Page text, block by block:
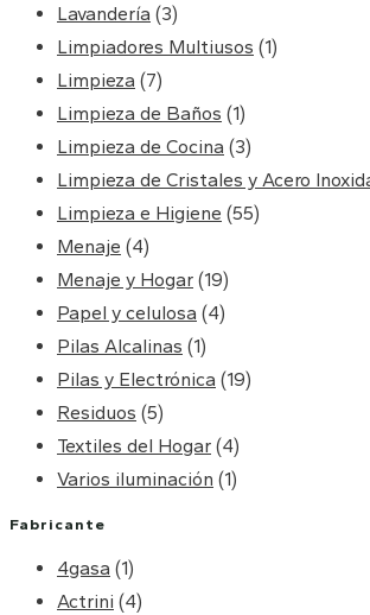
Lavandería (3)
Limpiadores Multiusos (1)
Limpieza (7)
Limpieza de Baños (1)
Limpieza de Cocina (3)
Limpieza de Cristales y Acero
Limpieza e Higiene (55)
Menaje (4)
Menaje y Hogar (19)
Papel y celulosa (4)
Pilas Alcalinas (1)
Pilas y Electrónica (19)
Residuos (5)
Textiles del Hogar (4)
Varios iluminación (1)
Fabricante
4gasa (1)
Actrini (4)